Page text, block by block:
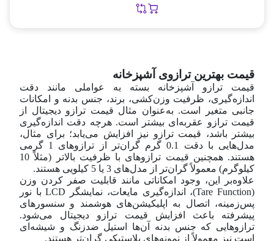
قیمت بهترین ترازوی آشپزخانه
قیمت ترازو آشپزخانه بسته به عواملی مانند دقت
اندازه‌گیری، ظرفیت وزن‌کشی، برند، جنس بدنه و امکانات
جانبی متغیر است. به‌عنوان مثال قيمت ترازو ديجيتال از
قیمت ترازو عقربه‌ای بیشتر است. هرچه دقت اندازه‌گیری
بیشتر باشد، قیمت ترازو نیز افزایش می‌یابد؛ برای مثال،
مدل‌هایی با دقت 0.1 گرم گران‌تر از ترازوهای 1 گرمی
هستند. همچنین قیمت ترازوهای با ظرفیت بالاتر (مثلاً 10
کیلوگرم) معمولاً گران‌تر از مدل‌های 3 یا 5 کیلویی هستند.
علاوه‌بر این، وجود امکاناتی مانند قابلیت صفر کردن وزن
(Tare Function)، اندازه‌گیری مایعات، نمایشگر LCD با نور
پس‌زمینه، اتصال به اپلیکیشن‌های هوشمند و سنسورهای
پیشرفته باعث افزایش قيمت ترازو ديجيتال می‌شود.
ترازوهایی که جنس بدنه آن‌ها استیل ضدزنگ و شیشه‌ای
است نیز معمولاً از نمونه‌های پلاستیکی گران‌تر هستند.